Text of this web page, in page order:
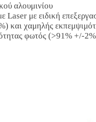
αλουμινίου
Laser με ειδική
και χαμηλής
φωτός (>91% +/-